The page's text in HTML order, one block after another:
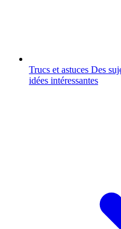
Trucs et astuces Des
idées intéressantes